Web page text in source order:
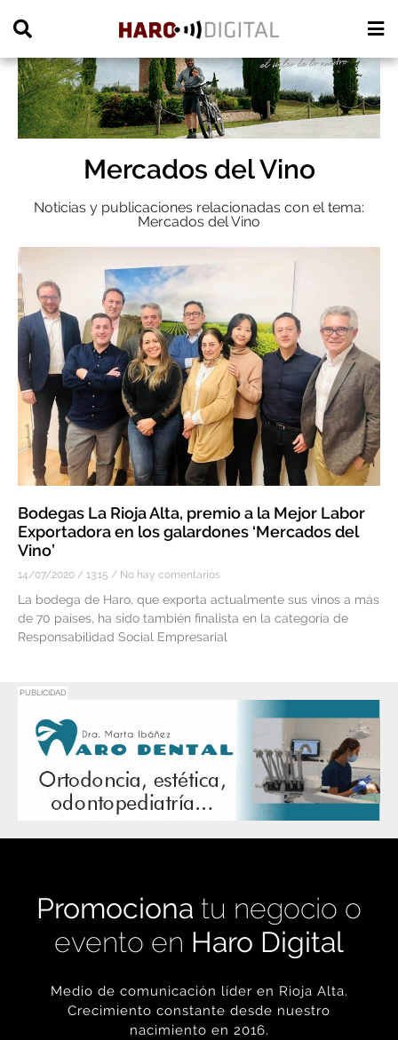
Mercados del Vino
Noticias y publicaciones relacionadas con el tema:
Mercados del Vino
Bodegas La Rioja Alta, premio a la Mejor Labor
Exportadora en los galardones ‘Mercados del
Vino’
14/07/2020 13:15 No hay comentarios
La bodega de Haro, que exporta actualmente sus vinos a más
de 70 países, ha sido también finalista en la categoría de
Responsabilidad Social Empresarial
PUBLICIDAD
Promociona tu negocio o
evento en Haro Digital
Medio de comunicación líder en Rioja Alta.
Crecimiento constante desde nuestro
nacimiento en 2016.